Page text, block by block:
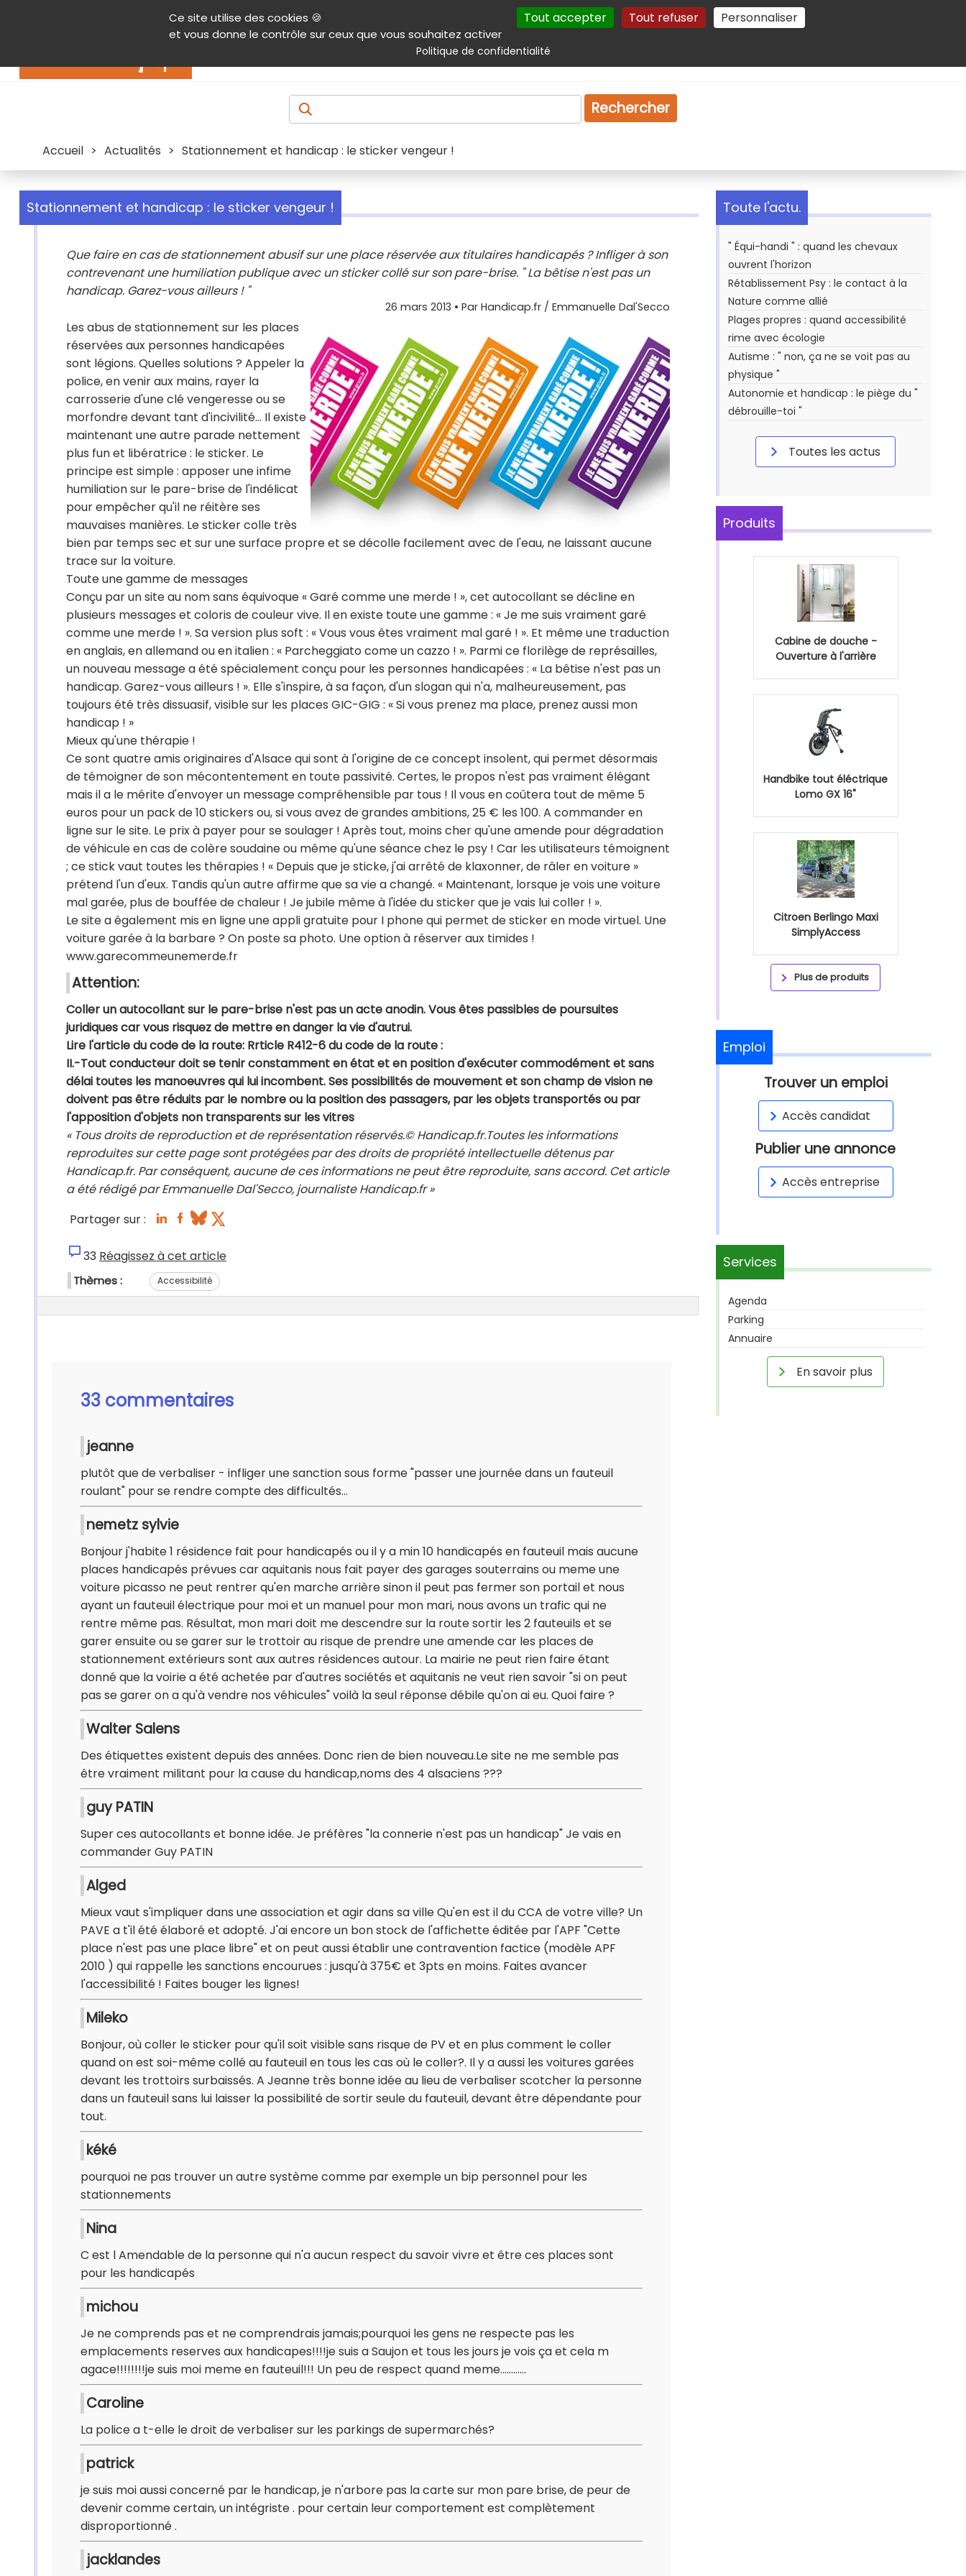
Ce site utilise des cookies 🍪
et vous donne le contrôle sur ceux que vous souhaitez activer
Tout accepter Tout refuser Personnaliser
Politique de confidentialité
Contenu Aide et accessibilité Menu principal Autres services Plan du site Gestion des cookies
Produits & services Emploi Droit
Rechercher
Accueil > Actualités > Stationnement et handicap : le sticker vengeur !
Stationnement et handicap : le sticker vengeur !
Que faire en cas de stationnement abusif sur une place réservée aux titulaires handicapés ? Infliger à son
contrevenant une humiliation publique avec un sticker collé sur son pare-brise. " La bêtise n'est pas un
handicap. Garez-vous ailleurs ! "
26 mars 2013 • Par Handicap.fr / Emmanuelle Dal'Secco
Les abus de stationnement sur les places
réservées aux personnes handicapées
sont légions. Quelles solutions ? Appeler la
police, en venir aux mains, rayer la
carrosserie d'une clé vengeresse ou se
morfondre devant tant d'incivilité... Il existe
maintenant une autre parade nettement
plus fun et libératrice : le sticker. Le
principe est simple : apposer une infime
humiliation sur le pare-brise de l'indélicat
pour empêcher qu'il ne réitère ses
mauvaises manières. Le sticker colle très
bien par temps sec et sur une surface propre et se décolle facilement avec de l'eau, ne laissant aucune
trace sur la voiture.
Toute une gamme de messages
Conçu par un site au nom sans équivoque « Garé comme une merde ! », cet autocollant se décline en
plusieurs messages et coloris de couleur vive. Il en existe toute une gamme : « Je me suis vraiment garé
comme une merde ! ». Sa version plus soft : « Vous vous êtes vraiment mal garé ! ». Et même une traduction
en anglais, en allemand ou en italien : « Parcheggiato come un cazzo ! ». Parmi ce florilège de représailles,
un nouveau message a été spécialement conçu pour les personnes handicapées : « La bêtise n'est pas un
handicap. Garez-vous ailleurs ! ». Elle s'inspire, à sa façon, d'un slogan qui n'a, malheureusement, pas
toujours été très dissuasif, visible sur les places GIC-GIG : « Si vous prenez ma place, prenez aussi mon
handicap ! »
Mieux qu'une thérapie !
Ce sont quatre amis originaires d'Alsace qui sont à l'origine de ce concept insolent, qui permet désormais
de témoigner de son mécontentement en toute passivité. Certes, le propos n'est pas vraiment élégant
mais il a le mérite d'envoyer un message compréhensible par tous ! Il vous en coûtera tout de même 5
euros pour un pack de 10 stickers ou, si vous avez de grandes ambitions, 25 € les 100. A commander en
ligne sur le site. Le prix à payer pour se soulager ! Après tout, moins cher qu'une amende pour dégradation
de véhicule en cas de colère soudaine ou même qu'une séance chez le psy ! Car les utilisateurs témoignent
; ce stick vaut toutes les thérapies ! « Depuis que je sticke, j'ai arrêté de klaxonner, de râler en voiture »
prétend l'un d'eux. Tandis qu'un autre affirme que sa vie a changé. « Maintenant, lorsque je vois une voiture
mal garée, plus de bouffée de chaleur ! Je jubile même à l'idée du sticker que je vais lui coller ! ».
Le site a également mis en ligne une appli gratuite pour I phone qui permet de sticker en mode virtuel. Une
voiture garée à la barbare ? On poste sa photo. Une option à réserver aux timides !
www.garecommeunemerde.fr
Attention:
Coller un autocollant sur le pare-brise n'est pas un acte anodin. Vous êtes passibles de poursuites
juridiques car vous risquez de mettre en danger la vie d'autrui.
Lire l'article du code de la route: Rrticle R412-6 du code de la route :
II.-Tout conducteur doit se tenir constamment en état et en position d'exécuter commodément et sans
délai toutes les manoeuvres qui lui incombent. Ses possibilités de mouvement et son champ de vision ne
doivent pas être réduits par le nombre ou la position des passagers, par les objets transportés ou par
l'apposition d'objets non transparents sur les vitres
« Tous droits de reproduction et de représentation réservés.© Handicap.fr.Toutes les informations
reproduites sur cette page sont protégées par des droits de propriété intellectuelle détenus par
Handicap.fr. Par conséquent, aucune de ces informations ne peut être reproduite, sans accord. Cet article
a été rédigé par Emmanuelle Dal'Secco, journaliste Handicap.fr »
Partager sur :
33 Réagissez à cet article
Thèmes : Accessibilité
33 commentaires
jeanne
plutôt que de verbaliser - infliger une sanction sous forme "passer une journée dans un fauteuil
roulant" pour se rendre compte des difficultés...
nemetz sylvie
Bonjour j'habite 1 résidence fait pour handicapés ou il y a min 10 handicapés en fauteuil mais aucune
places handicapés prévues car aquitanis nous fait payer des garages souterrains ou meme une
voiture picasso ne peut rentrer qu'en marche arrière sinon il peut pas fermer son portail et nous
ayant un fauteuil électrique pour moi et un manuel pour mon mari, nous avons un trafic qui ne
rentre même pas. Résultat, mon mari doit me descendre sur la route sortir les 2 fauteuils et se
garer ensuite ou se garer sur le trottoir au risque de prendre une amende car les places de
stationnement extérieurs sont aux autres résidences autour. La mairie ne peut rien faire étant
donné que la voirie a été achetée par d'autres sociétés et aquitanis ne veut rien savoir "si on peut
pas se garer on a qu'à vendre nos véhicules" voilà la seul réponse débile qu'on ai eu. Quoi faire ?
Walter Salens
Des étiquettes existent depuis des années. Donc rien de bien nouveau.Le site ne me semble pas
être vraiment militant pour la cause du handicap,noms des 4 alsaciens ???
guy PATIN
Super ces autocollants et bonne idée. Je préfères "la connerie n'est pas un handicap" Je vais en
commander Guy PATIN
Alged
Mieux vaut s'impliquer dans une association et agir dans sa ville Qu'en est il du CCA de votre ville? Un
PAVE a t'il été élaboré et adopté. J'ai encore un bon stock de l'affichette éditée par l'APF "Cette
place n'est pas une place libre" et on peut aussi établir une contravention factice (modèle APF
2010 ) qui rappelle les sanctions encourues : jusqu'à 375€ et 3pts en moins. Faites avancer
l'accessibilité ! Faites bouger les lignes!
Mileko
Bonjour, où coller le sticker pour qu'il soit visible sans risque de PV et en plus comment le coller
quand on est soi-même collé au fauteuil en tous les cas où le coller?. Il y a aussi les voitures garées
devant les trottoirs surbaissés. A Jeanne très bonne idée au lieu de verbaliser scotcher la personne
dans un fauteuil sans lui laisser la possibilité de sortir seule du fauteuil, devant être dépendante pour
tout.
kéké
pourquoi ne pas trouver un autre système comme par exemple un bip personnel pour les
stationnements
Nina
C est l Amendable de la personne qui n'a aucun respect du savoir vivre et être ces places sont
pour les handicapés
michou
Je ne comprends pas et ne comprendrais jamais;pourquoi les gens ne respecte pas les
emplacements reserves aux handicapes!!!!je suis a Saujon et tous les jours je vois ça et cela m
agace!!!!!!!!je suis moi meme en fauteuil!!! Un peu de respect quand meme............
Caroline
La police a t-elle le droit de verbaliser sur les parkings de supermarchés?
patrick
je suis moi aussi concerné par le handicap, je n'arbore pas la carte sur mon pare brise, de peur de
devenir comme certain, un intégriste . pour certain leur comportement est complètement
disproportionné .
jacklandes
Toute l'actu.
" Équi-handi " : quand les chevaux
ouvrent l'horizon
Rétablissement Psy : le contact à la
Nature comme allié
Plages propres : quand accessibilité
rime avec écologie
Autisme : " non, ça ne se voit pas au
physique "
Autonomie et handicap : le piège du "
débrouille-toi "
Toutes les actus
Produits
Cabine de douche -
Ouverture à l'arrière
Handbike tout éléctrique
Lomo GX 16"
Citroen Berlingo Maxi
SimplyAccess
Plus de produits
Emploi
Trouver un emploi
Accès candidat
Publier une annonce
Accès entreprise
Services
Agenda
Parking
Annuaire
En savoir plus